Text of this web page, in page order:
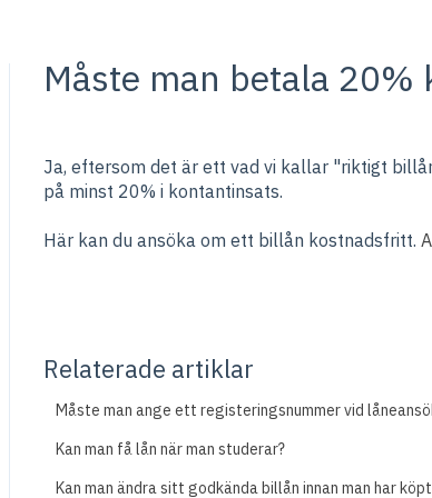
Måste man betala 20%
Ja, eftersom det är ett vad vi kallar "riktigt
på minst 20% i kontantinsats.
Här kan du ansöka om ett billån kostnadsfritt.
Relaterade artiklar
Måste man ange ett registeringsnummer vid
Kan man få lån när man studerar?
Kan man ändra sitt godkända billån innan man har